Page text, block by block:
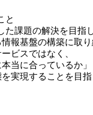
と
た課題の解決を目指
報基盤の構築に取り
ビスではなく、
当に合っているか」
実現することを目指